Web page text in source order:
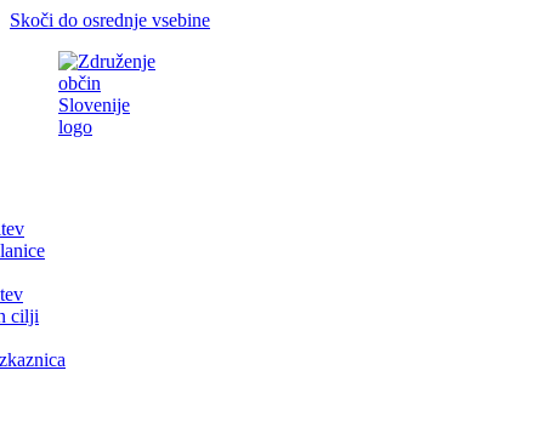
Skoči do osrednje vsebine
cilji